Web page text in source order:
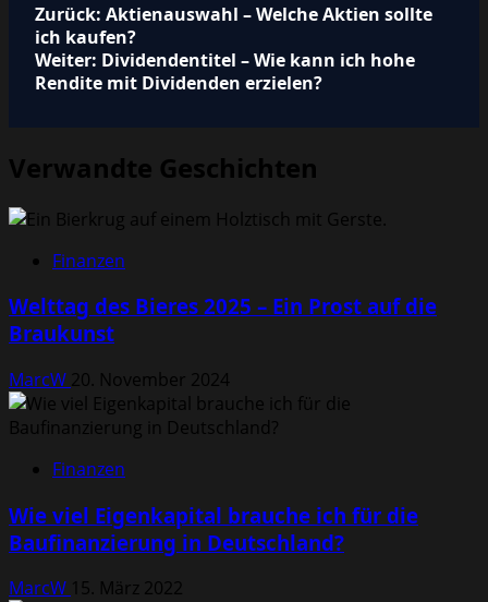
Beitragsnavigation
Zurück: Aktienauswahl – Welche Aktien sollte
ich kaufen?
Weiter: Dividendentitel – Wie kann ich hohe
Rendite mit Dividenden erzielen?
Verwandte Geschichten
Finanzen
Welttag des Bieres 2025 – Ein Prost auf die
Braukunst
MarcW 20. November 2024
Finanzen
Wie viel Eigenkapital brauche ich für die
Baufinanzierung in Deutschland?
MarcW 15. März 2022